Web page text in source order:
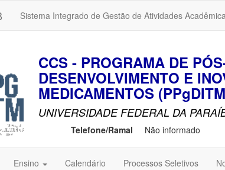
Sistema Integrado de Gestão de Atividades
CCS - PROGRAMA DE
DESENVOLVIMENTO E
MEDICAMENTOS
UNIVERSIDADE FEDERAL DA
Telefone/Ramal Não informado
Ensino Calendário Processos Seletivos